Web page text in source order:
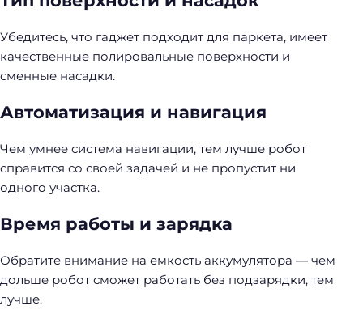
Убедитесь, что гаджет подходит для паркета, имеет
качественные полировальные поверхности и
сменные насадки.
Автоматизация и навигация
Чем умнее система навигации, тем лучше робот
справится со своей задачей и не пропустит ни
одного участка.
Время работы и зарядка
Обратите внимание на емкость аккумулятора — чем
дольше робот сможет работать без подзарядки, тем
лучше.